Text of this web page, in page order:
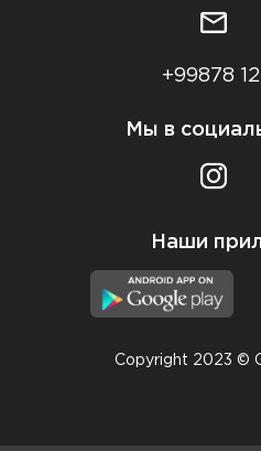
+99878
Мы в
Наши
Copyright 2023 ©